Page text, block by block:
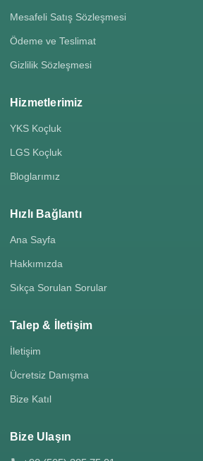
Mesafeli Satış Sözleşmesi
Ödeme ve Teslimat
Gizlilik Sözleşmesi
Hizmetlerimiz
YKS Koçluk
LGS Koçluk
Bloglarımız
Hızlı Bağlantı
Ana Sayfa
Hakkımızda
Sıkça Sorulan Sorular
Talep & İletişim
İletişim
Ücretsiz Danışma
Bize Katıl
Bize Ulaşın